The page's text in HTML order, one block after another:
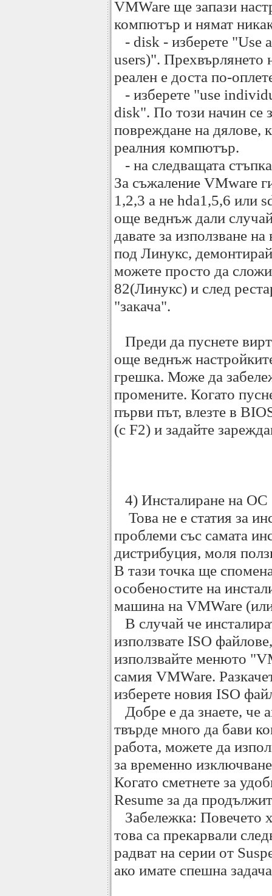
VMWare ще запази
компютър и нямат
- disk - изберете "Use
users)". Прехвърлянето
реален е доста по-
- изберете "use
disk". По този начин се
повреждане на дялове,
реалния компютър.
- на следващата
За съжаление VMware
1,2,3 а не hda1,5,6 или
още веднъж дали
давате за използване
под Линукс,
можете просто да
82(Линукс) и след
"закача".
Преди да пуснете
още веднъж
грешка. Може да
промените. Когато
първи път, влезте в
(с F2) и задайте
4) Инсталиране на
Това не е статия за
проблеми със самата
дистрибуция, моля
В тази точка ще
особеностите на
машина на VMWare
В случай че
използвате ISO
използвайте менюто
самия VMWare.
изберете новия ISO
Добре е да знаете, че
твърде много да бави
работа, можете да
за временно
Когато сметнете за
Resume за да
Забележка: Повечето
това са прекарвали
радват на серии от
ако имате спешна